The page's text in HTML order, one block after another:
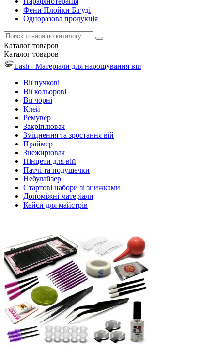
Фени Плойки Бігуді
Одноразова продукція
Каталог товаров
Каталог товаров
Lash - Матеріали для нарощування вій
Вії пучкові
Вії кольорові
Вії чорні
Клей
Ремувер
Закріплювач
Зміцнення та зростання вій
Праймер
Знежирювач
Пінцети для вій
Патчі та подушечки
Небулайзер
Стартові набори зі знижками
Допоміжні матеріали
Кейси для майстрів